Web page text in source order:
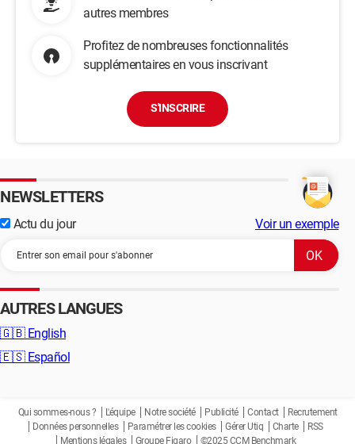
autres membres
Profitez de nombreuses fonctionnalités
supplémentaires en vous inscrivant
S'INSCRIRE
NEWSLETTERS
Actu du jour Voir un exemple
AUTRES LANGUES
🇬🇧 English
🇪🇸 Español
Qui sommes-nous ? L'équipe Notre société Publicité Contact
Recrutement
Données personnelles
Paramétrer les cookies Gérer Utiq Charte
RSS
Mentions légales
Groupe Figaro ©2025 CCM Benchmark